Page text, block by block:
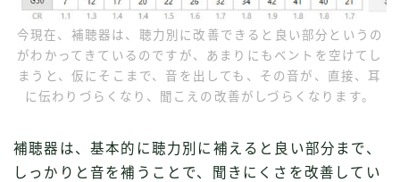
今現在、補聴器は、聴力別に改善できると良い部分というの
がわかってきているのですが、あまりにもベントを空けてし
まうと、仮にそこまで、音を出しても、その音が、直接、耳
に伝わりづらくなり、聞こえの改善がしづらくなります。
補聴器は、基本的に聴力別に補えると良い部分まで、
しっかりと音を補うことで、聞きにくさを改善してい